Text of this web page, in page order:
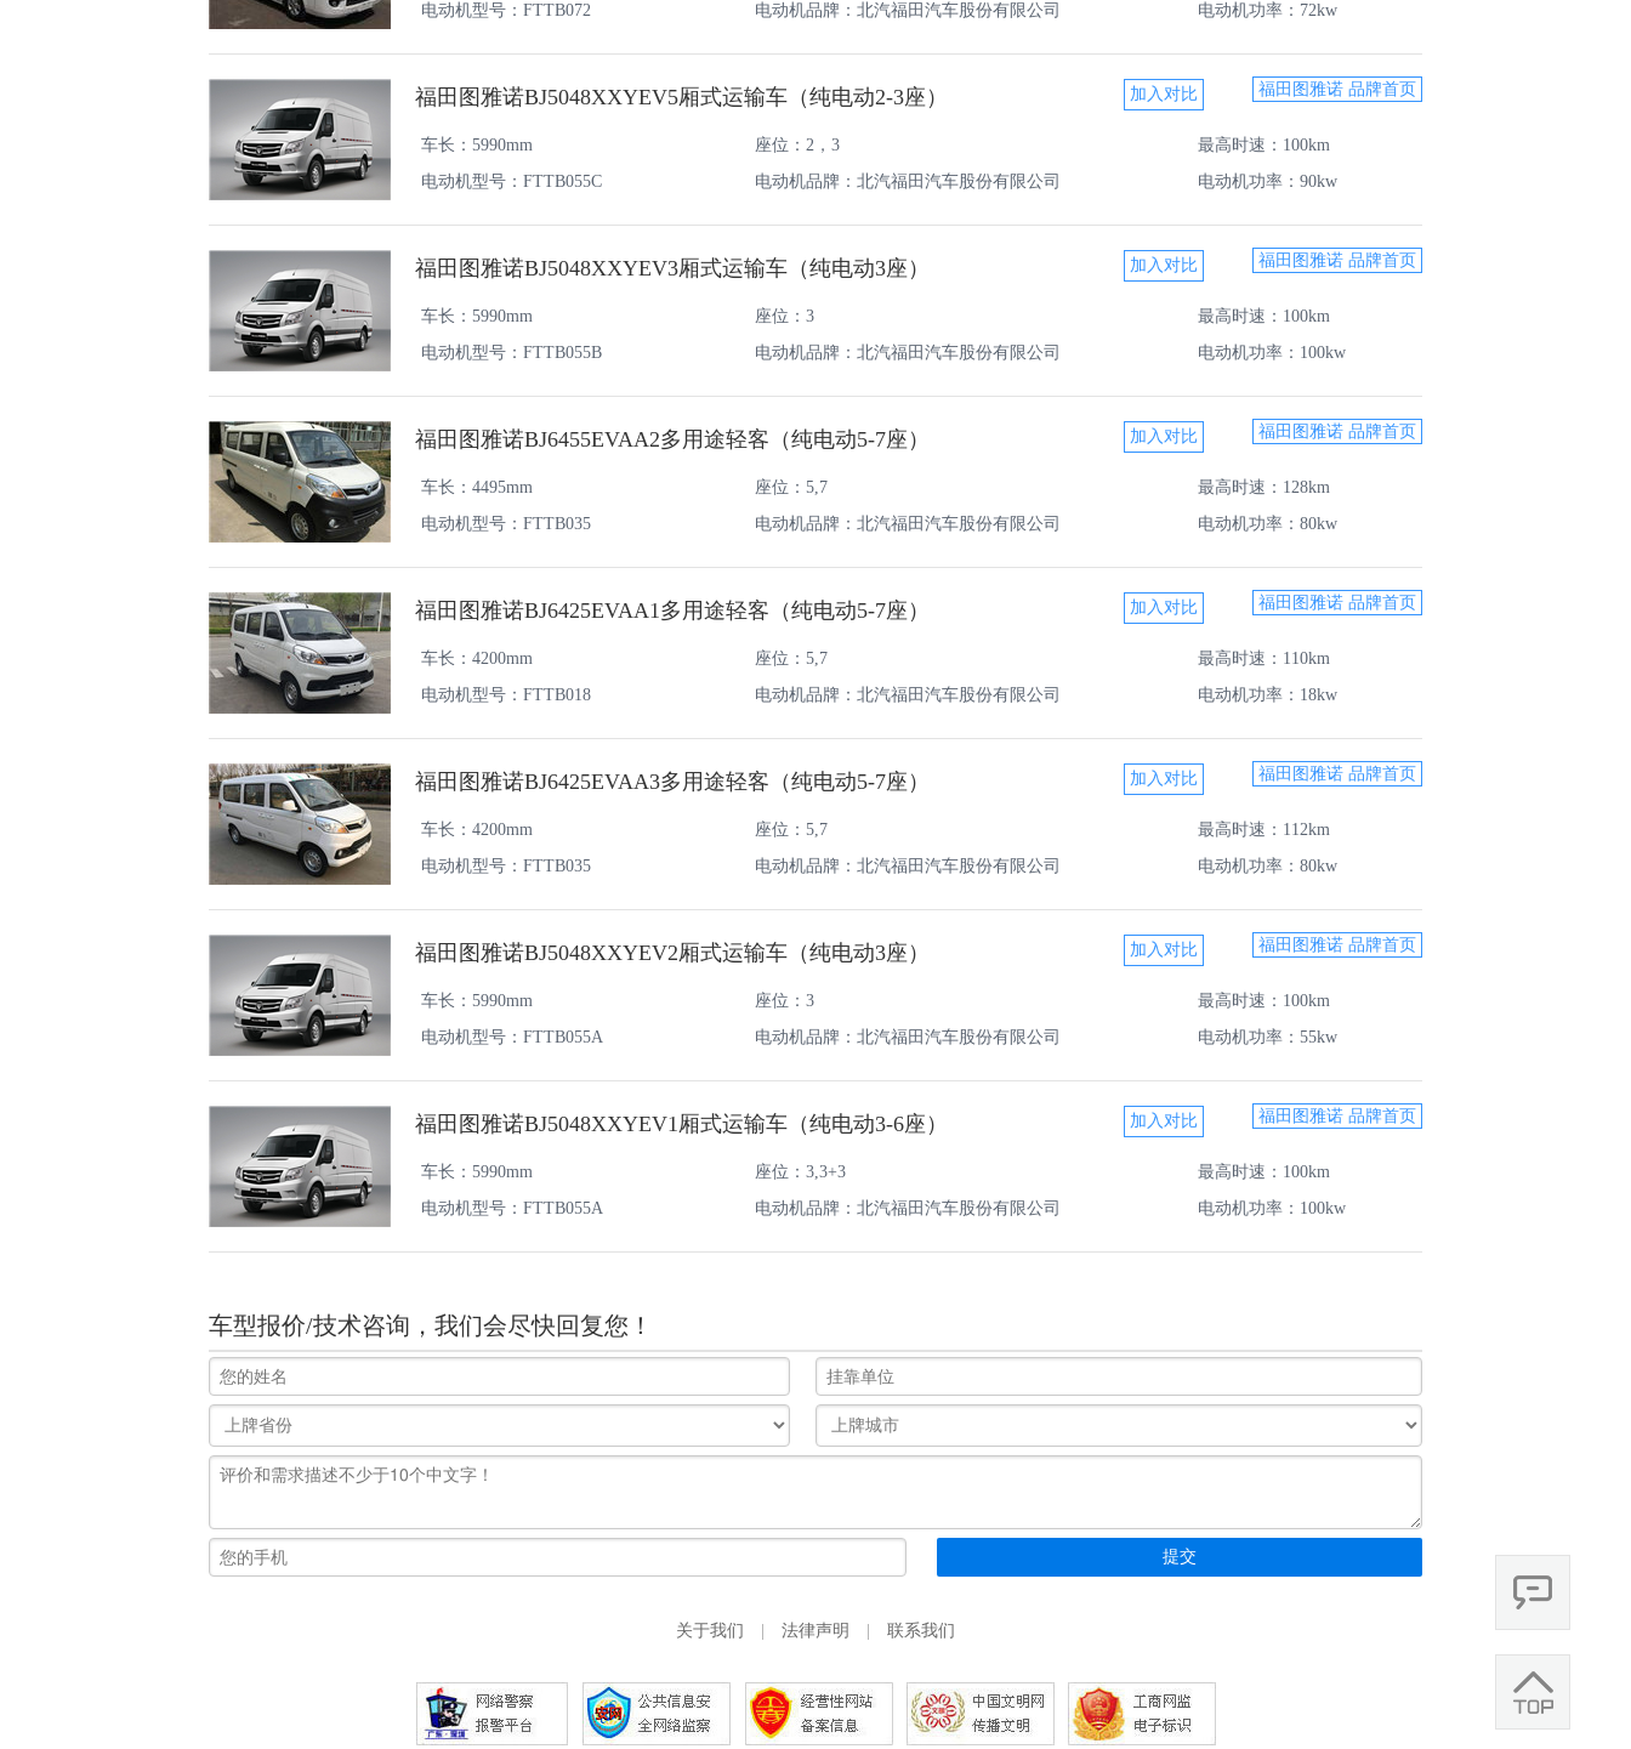
电动机型号：FTTB072
电动机品牌：北汽福田汽车股份有限公司 电动机功率：72kw
福田图雅诺BJ5048XXYEV5厢式运输车（纯电动2-3座）
车长：5990mm 座位：2，3
最高时速：100km
电动机型号：FTTB055C
电动机品牌：北汽福田汽车股份有限公司 电动机功率：90kw
福田图雅诺 品牌首页
福田图雅诺BJ5048XXYEV3厢式运输车（纯电动3座）
车长：5990mm 座位：3
最高时速：100km
电动机型号：FTTB055B
电动机品牌：北汽福田汽车股份有限公司 电动机功率：100kw
福田图雅诺 品牌首页
福田图雅诺BJ6455EVAA2多用途轻客（纯电动5-7座）
车长：4495mm 座位：5,7
最高时速：128km
电动机型号：FTTB035
电动机品牌：北汽福田汽车股份有限公司 电动机功率：80kw
福田图雅诺 品牌首页
福田图雅诺BJ6425EVAA1多用途轻客（纯电动5-7座）
车长：4200mm 座位：5,7
最高时速：110km
电动机型号：FTTB018
电动机品牌：北汽福田汽车股份有限公司 电动机功率：18kw
福田图雅诺 品牌首页
福田图雅诺BJ6425EVAA3多用途轻客（纯电动5-7座）
车长：4200mm 座位：5,7
最高时速：112km
电动机型号：FTTB035
电动机品牌：北汽福田汽车股份有限公司 电动机功率：80kw
福田图雅诺 品牌首页
福田图雅诺BJ5048XXYEV2厢式运输车（纯电动3座）
车长：5990mm 座位：3
最高时速：100km
电动机型号：FTTB055A
电动机品牌：北汽福田汽车股份有限公司 电动机功率：55kw
福田图雅诺 品牌首页
福田图雅诺BJ5048XXYEV1厢式运输车（纯电动3-6座）
车长：5990mm 座位：3,3+3
最高时速：100km
电动机型号：FTTB055A
电动机品牌：北汽福田汽车股份有限公司 电动机功率：100kw
福田图雅诺 品牌首页
车型报价/技术咨询，我们会尽快回复您！
关于我们 | 法律声明 | 联系我们